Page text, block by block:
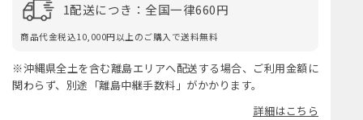
1配送につき：全国一律660円
商品代金税込10,000円以上のご購入で送料無料
※沖縄県全土を含む離島エリアへ配送する場合、ご利用金額に
関わらず、別途「離島中継手数料」がかかります。
詳細はこちら